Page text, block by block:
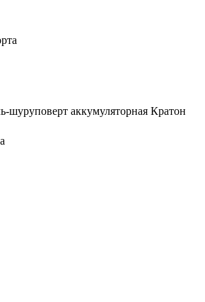
шуруповерт аккумуляторная Кратон